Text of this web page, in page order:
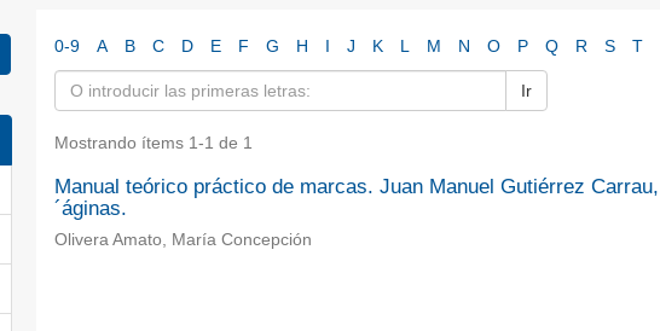
0-9 A B C D E F G H I J K L M N O P Q R S T
Ir
Mostrando ítems 1-1 de 1
Manual teórico práctico de marcas. Juan Manuel Gutiérrez
´áginas.
Olivera Amato, María Concepción